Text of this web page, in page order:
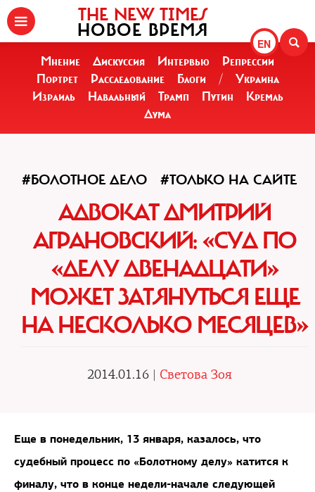
EN
THE NEW TIMES
НОВОЕ ВРЕМЯ
Мнение Дискуссия Интервью
Репрессии
Портрет
Расследование Блоги /
Украина
Израиль
Навальный Трамп Путин
Кремль
Дума
#БОЛОТНОЕ ДЕЛО #ТОЛЬКО НА САЙТЕ
АДВОКАТ ДМИТРИЙ
АГРАНОВСКИЙ: «СУД ПО
«ДЕЛУ ДВЕНАДЦАТИ»
МОЖЕТ ЗАТЯНУТЬСЯ ЕЩЕ
НА НЕСКОЛЬКО МЕСЯЦЕВ»
2014.01.16 | Светова Зоя
Еще в понедельник, 13 января, казалось, что
судебный процесс по «Болотному делу» катится к
финалу, что в конце недели-начале следующей